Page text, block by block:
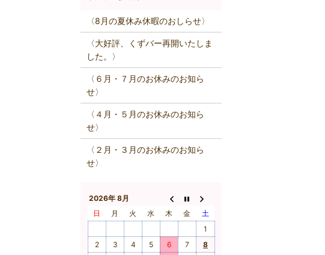
〈8月の夏休み休暇のおしらせ〉
〈大好評、くずバー再開いたしま
した。〉
〈６月・７月のお休みのお知ら
せ〉
〈４月・５月のお休みのお知ら
せ〉
〈２月・３月のお休みのお知ら
せ〉
2026年 8月
日
月 火 水 木 金
土
1
2
3 4 5 6 7 8